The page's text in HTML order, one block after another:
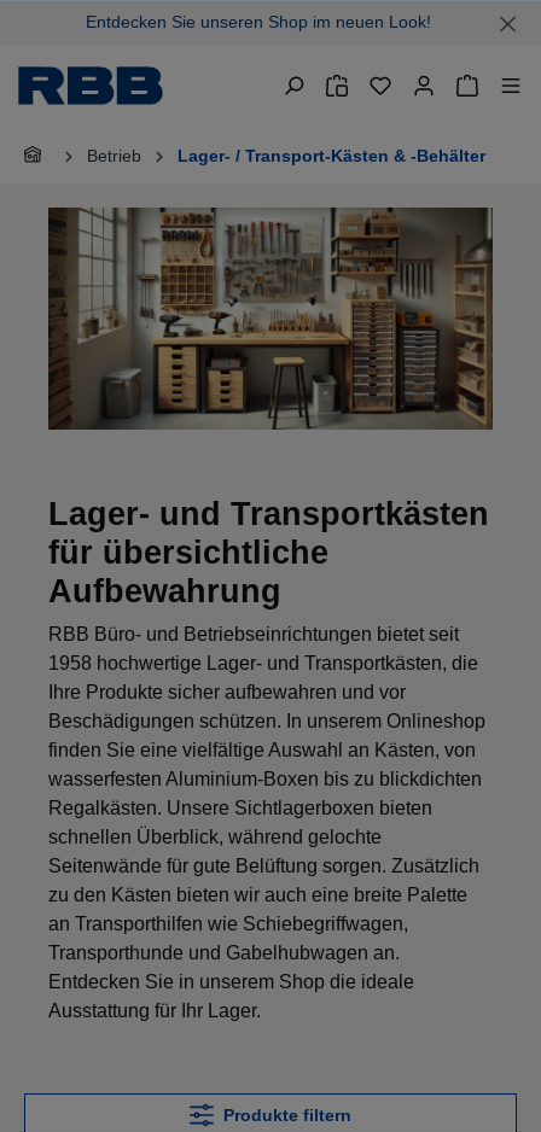
springenEntdecken Sie unseren Shop im neuen Look!
Betrieb Lager- / Transport-Kästen & -Behälter
Lager- und Transportkästen
für übersichtliche
Aufbewahrung
RBB Büro- und Betriebseinrichtungen bietet seit
1958 hochwertige Lager- und Transportkästen, die
Ihre Produkte sicher aufbewahren und vor
Beschädigungen schützen. In unserem Onlineshop
finden Sie eine vielfältige Auswahl an Kästen, von
wasserfesten Aluminium-Boxen bis zu blickdichten
Regalkästen. Unsere Sichtlagerboxen bieten
schnellen Überblick, während gelochte
Seitenwände für gute Belüftung sorgen. Zusätzlich
zu den Kästen bieten wir auch eine breite Palette
an Transporthilfen wie Schiebegriffwagen,
Transporthunde und Gabelhubwagen an.
Entdecken Sie in unserem Shop die ideale
Ausstattung für Ihr Lager.
Produkte filtern